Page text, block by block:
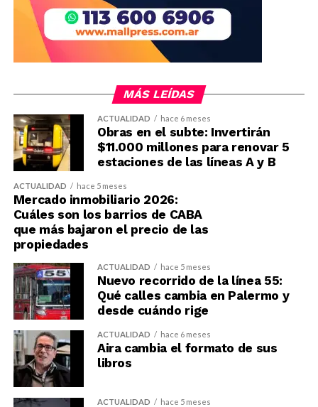
MÁS LEÍDAS
ACTUALIDAD hace 6 meses
Obras en el subte: Invertirán
$11.000 millones para renovar 5
estaciones de las líneas A y B
ACTUALIDAD hace 5 meses
Mercado inmobiliario 2026:
Cuáles son los barrios de CABA
que más bajaron el precio de las
propiedades
ACTUALIDAD hace 5 meses
Nuevo recorrido de la línea 55:
Qué calles cambia en Palermo y
desde cuándo rige
ACTUALIDAD hace 6 meses
Aira cambia el formato de sus
libros
ACTUALIDAD hace 5 meses